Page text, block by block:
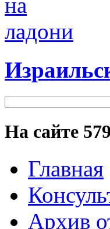
На сайте
Главная
Архив